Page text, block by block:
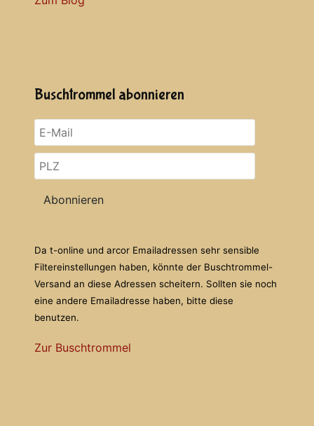
Buschtrommel abonnieren
Abonnieren
Da t-online und arcor Emailadressen sehr sensible
Filtereinstellungen haben, könnte der Buschtrommel-
Versand an diese Adressen scheitern. Sollten sie noch
eine andere Emailadresse haben, bitte diese
benutzen.
Zur Buschtrommel